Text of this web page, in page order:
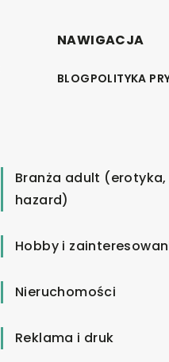
NAWIGACJA
BLOGPOLITYKA
Branża adult (erotyka,
hazard)
Hobby i
Nieruchomości
Reklama i druk